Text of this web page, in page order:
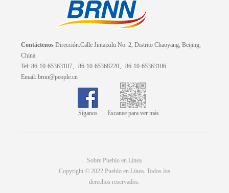
Contáctenos Dirección:Calle Jintaixilu No. 2, Distrito Chaoyang, Beijing,
China
Tel: 86-10-65363107、86-10-65368220、86-10-65363106
Email: brnn@people.cn
Síganos Escanee para ver más
Sobre Pueblo en Línea
Copyright © 2022 Pueblo en Línea. Todos los
derechos reservados.